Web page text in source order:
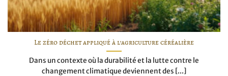
Le zéro déchet appliqué à l’agriculture céréalière
Dans un contexte où la durabilité et la lutte contre le
changement climatique deviennent des [...]